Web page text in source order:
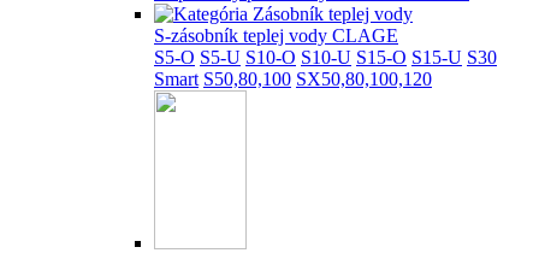
S-zásobník teplej vody CLAGE
S5-O S5-U S10-O S10-U S15-O S15-U S30
Smart S50,80,100 SX50,80,100,120